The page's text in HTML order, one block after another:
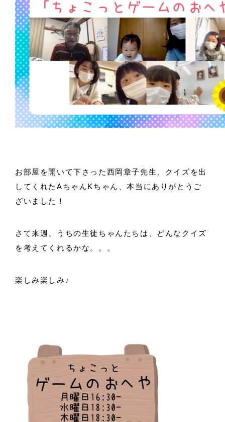
お部屋を開いて下さった西岡章子先生、クイズを出
してくれたAちゃんKちゃん、本当にありがとうご
ざいました！
さて来週、うちの生徒ちゃんたちは、どんなクイズ
を考えてくれるかな。。。
楽しみ楽しみ♪